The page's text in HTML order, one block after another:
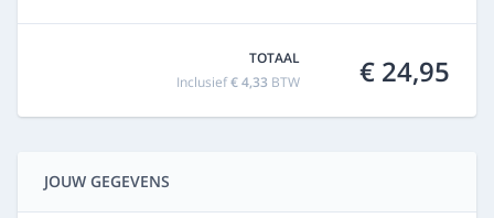
TOTAAL
Inclusief€ 4,33 BTW € 24,95
JOUW GEGEVENS